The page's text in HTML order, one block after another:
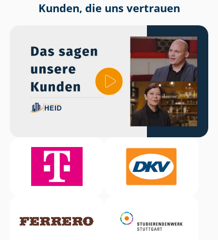
Kunden, die uns vertrauen